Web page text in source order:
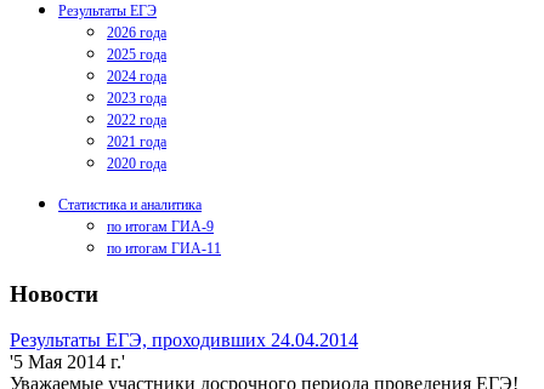
Результаты ЕГЭ
2026 года
2025 года
2024 года
2023 года
2022 года
2021 года
2020 года
Статистика и аналитика
по итогам ГИА-9
по итогам ГИА-11
Новости
Результаты ЕГЭ, проходивших 24.04.2014
'5 Мая 2014 г.'
Уважаемые участники досрочного периода проведения ЕГЭ!